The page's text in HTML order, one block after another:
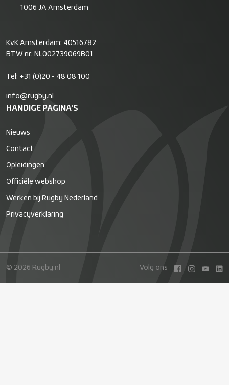
1006 JA Amsterdam
KvK Amsterdam: 40516782
BTW nr: NL002739069B01
Tel: +31 (0)20 - 48 08 100
info@rugby.nl
HANDIGE PAGINA'S
Nieuws
Contact
Opleidingen
Officiële webshop
Werken bij Rugby Nederland
Privacyverklaring
© 2026 Rugby.nl Volg ons